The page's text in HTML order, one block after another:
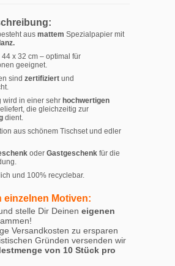
aus mattem Spezialpapier mit
44 x 32 cm – optimal für
geeignet.
sind zertifiziert und
wird in einer sehr hochwertigen
die gleichzeitig zur
dient.
aus schönem Tischset und edler
oder Gastgeschenk für die
und 100% recyclebar.
einzelnen Motiven:
stelle Dir Deinen eigenen
Versandkosten zu ersparen
Gründen versenden wir
von 10 Stück pro